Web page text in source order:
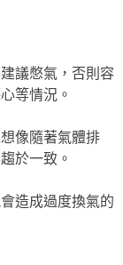
議憋氣，否則容
等情況。
像隨著氣體排
於一致。
造成過度換氣的